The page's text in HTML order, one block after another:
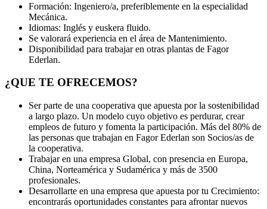
Formación: Ingeniero/a, preferiblemente en la especialidad
Mecánica.
Idiomas: Inglés y euskera fluido.
Se valorará experiencia en el área de Mantenimiento.
Disponibilidad para trabajar en otras plantas de Fagor
Ederlan.
¿QUE TE OFRECEMOS?
Ser parte de una cooperativa que apuesta por la sostenibilidad
a largo plazo. Un modelo cuyo objetivo es perdurar, crear
empleos de futuro y fomenta la participación. Más del 80% de
las personas que trabajan en Fagor Ederlan son Socios/as de
la cooperativa.
Trabajar en una empresa Global, con presencia en Europa,
China, Norteamérica y Sudamérica y más de 3500
profesionales.
Desarrollarte en una empresa que apuesta por tu Crecimiento:
encontrarás oportunidades constantes para afrontar nuevos